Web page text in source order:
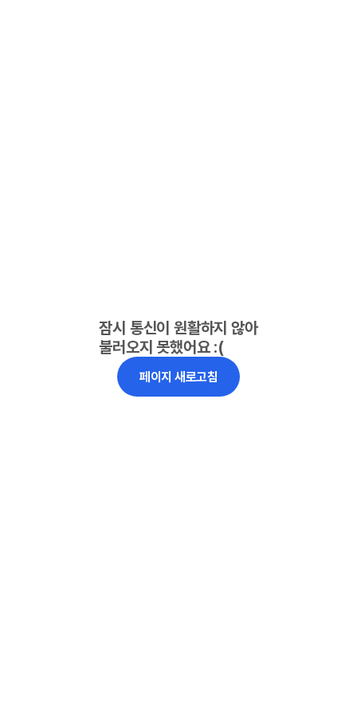
잠시 통신이 원활하지 않아
불러오지 못했어요 :(
페이지 새로고침